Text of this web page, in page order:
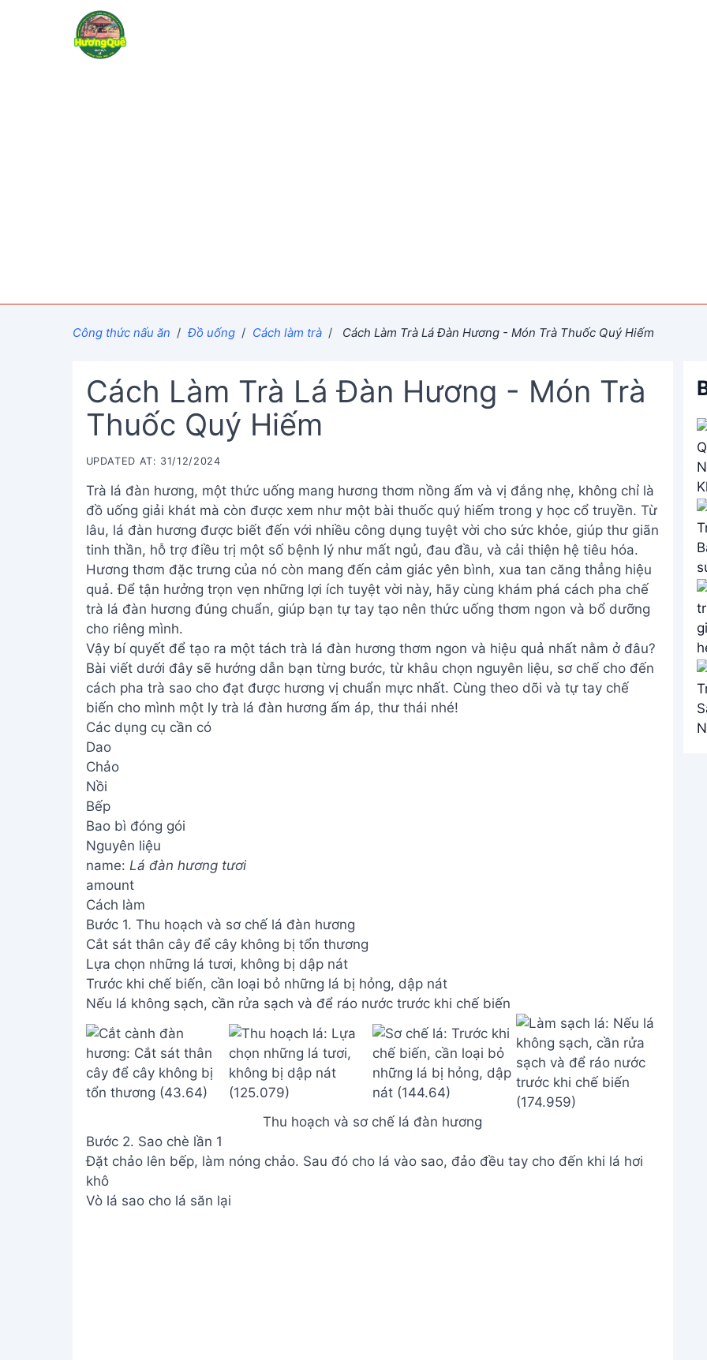
Công thức nấu ăn / Đồ uống / Cách làm trà / Cách Làm Trà Lá Đàn Hương - Món Trà Thuốc Quý Hiếm
Cách Làm Trà Lá Đàn Hương - Món Trà
Thuốc Quý Hiếm
UPDATED AT: 31/12/2024
Trà lá đàn hương, một thức uống mang hương thơm nồng ấm và vị đắng nhẹ, không chỉ là
đồ uống giải khát mà còn được xem như một bài thuốc quý hiếm trong y học cổ truyền. Từ
lâu, lá đàn hương được biết đến với nhiều công dụng tuyệt vời cho sức khỏe, giúp thư giãn
tinh thần, hỗ trợ điều trị một số bệnh lý như mất ngủ, đau đầu, và cải thiện hệ tiêu hóa.
Hương thơm đặc trưng của nó còn mang đến cảm giác yên bình, xua tan căng thẳng hiệu
quả. Để tận hưởng trọn vẹn những lợi ích tuyệt vời này, hãy cùng khám phá cách pha chế
trà lá đàn hương đúng chuẩn, giúp bạn tự tay tạo nên thức uống thơm ngon và bổ dưỡng
cho riêng mình.
Vậy bí quyết để tạo ra một tách trà lá đàn hương thơm ngon và hiệu quả nhất nằm ở đâu?
Bài viết dưới đây sẽ hướng dẫn bạn từng bước, từ khâu chọn nguyên liệu, sơ chế cho đến
cách pha trà sao cho đạt được hương vị chuẩn mực nhất. Cùng theo dõi và tự tay chế
biến cho mình một ly trà lá đàn hương ấm áp, thư thái nhé!
Các dụng cụ cần có
Dao
Chảo
Nồi
Bếp
Bao bì đóng gói
Nguyên liệu
name: Lá đàn hương tươi
amount
Cách làm
Bước 1. Thu hoạch và sơ chế lá đàn hương
Cắt sát thân cây để cây không bị tổn thương
Lựa chọn những lá tươi, không bị dập nát
Trước khi chế biến, cần loại bỏ những lá bị hỏng, dập nát
Nếu lá không sạch, cần rửa sạch và để ráo nước trước khi chế biến
Thu hoạch và sơ chế lá đàn hương
Bước 2. Sao chè lần 1
Đặt chảo lên bếp, làm nóng chảo. Sau đó cho lá vào sao, đảo đều tay cho đến khi lá hơi
khô
Vò lá sao cho lá săn lại